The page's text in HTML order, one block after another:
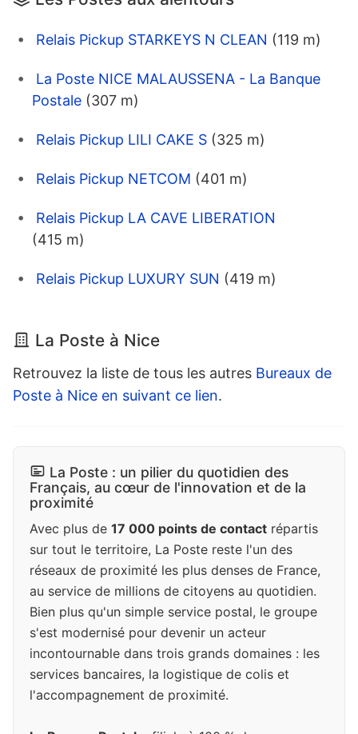
Relais Pickup STARKEYS N CLEAN (119 m)
La Poste NICE MALAUSSENA - La Banque
Postale (307 m)
Relais Pickup LILI CAKE S (325 m)
Relais Pickup NETCOM (401 m)
Relais Pickup LA CAVE LIBERATION
(415 m)
Relais Pickup LUXURY SUN (419 m)
La Poste à Nice
Retrouvez la liste de tous les autres Bureaux de
Poste à Nice en suivant ce lien.
La Poste : un pilier du quotidien des
Français, au cœur de l'innovation et de la
proximité
Avec plus de 17 000 points de contact répartis
sur tout le territoire, La Poste reste l'un des
réseaux de proximité les plus denses de France,
au service de millions de citoyens au quotidien.
Bien plus qu'un simple service postal, le groupe
s'est modernisé pour devenir un acteur
incontournable dans trois grands domaines : les
services bancaires, la logistique de colis et
l'accompagnement de proximité.